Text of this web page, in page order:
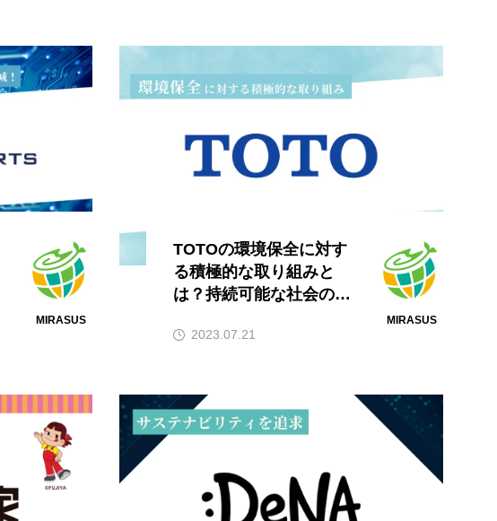
MIRASUS
TOTOの環境保全に対す
る積極的な取り組みと
は？持続可能な社会の実
MIRASUS
2023.07.21